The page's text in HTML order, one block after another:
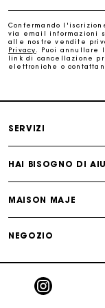
La carta regalo
Consegna a
Paga
Confermando
via email informazioni
alle nostre vendite
Privacy
. Puoi
link di cancellazione
elettroniche o
SERVIZI
HAI BISOGNO DI
MAISON MAJE
NEGOZIO